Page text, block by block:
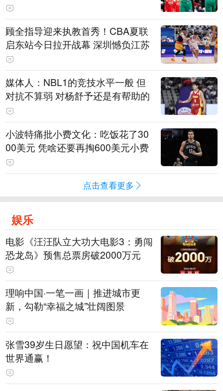
顾全指导迎来执教首秀！CBA夏联
启东站今日拉开战幕 深圳憾负江苏
媒体人：NBL1的竞技水平一般 但
对抗不算弱 对杨舒予还是有帮助的
小波特痛批小费文化：吃饭花了30
00美元 凭啥还要再掏600美元小费
点击查看更多
娱乐
电影《汪汪队立大功大电影3：勇闯
恐龙岛》预售总票房破2000万元
理响中国·一笔一画｜推进城市更
新，勾勒“幸福之城”壮阔图景
张雪39岁生日愿望：祝中国机车在
世界通赢！